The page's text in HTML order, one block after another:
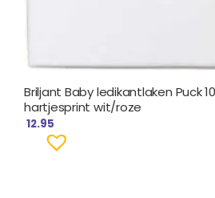
Briljant Baby ledikantlaken Puck
hartjesprint wit/roze
12.95